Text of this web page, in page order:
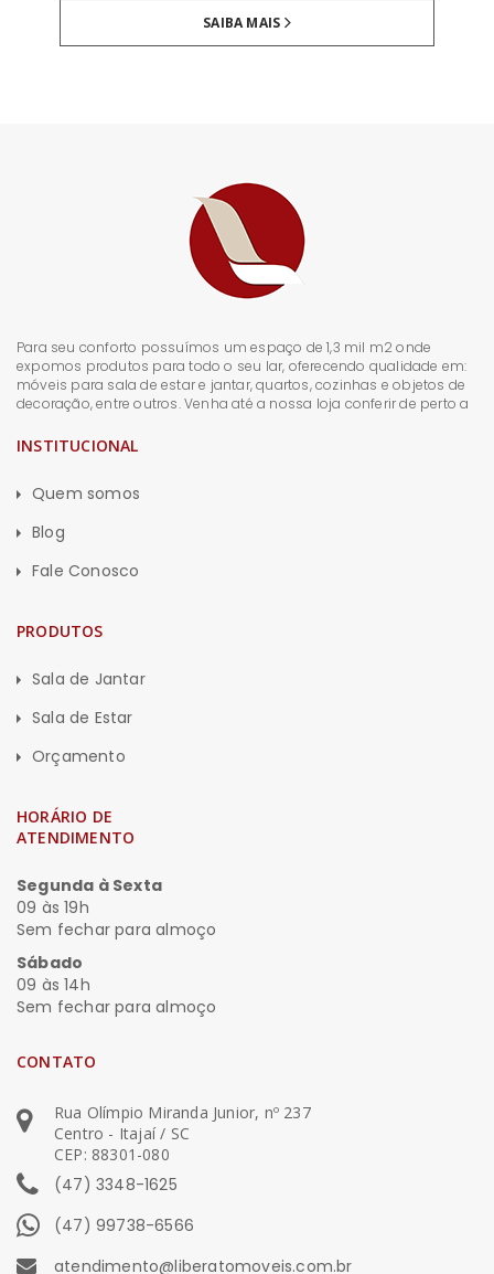
SAIBA MAIS
Para seu conforto possuímos um espaço de 1,3 mil m2 onde
expomos produtos para todo o seu lar, oferecendo qualidade em:
móveis para sala de estar e jantar, quartos, cozinhas e objetos de
decoração, entre outros. Venha até a nossa loja conferir de perto a
INSTITUCIONAL
Quem somos
Blog
Fale Conosco
PRODUTOS
Sala de Jantar
Sala de Estar
Orçamento
HORÁRIO DE
ATENDIMENTO
Segunda à Sexta
09 às 19h
Sem fechar para almoço
Sábado
09 às 14h
Sem fechar para almoço
CONTATO
Rua Olímpio Miranda Junior, nº 237
Centro - Itajaí / SC
CEP: 88301-080
(47) 3348-1625
(47) 99738-6566
atendimento@liberatomoveis.com.br